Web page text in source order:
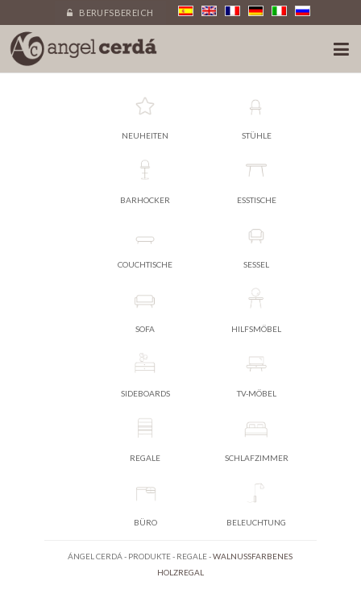
BERUFSBEREICH
NEUHEITEN STÜHLE
BARHOCKER ESSTISCHE
COUCHTISCHE SESSEL
SOFA HILFSMÖBEL
SIDEBOARDS TV-MÖBEL
REGALE SCHLAFZIMMER
BÜRO BELEUCHTUNG
ÁNGEL CERDÁ - PRODUKTE- REGALE-WALNUSSFARBENES
HOLZREGAL